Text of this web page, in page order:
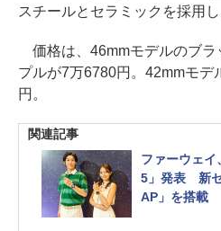
スチールとセラミックを採用し
価格は、46mmモデルのブラ
プルが7万6780円。42mmモデ
円。
関連記事
ファーウェイ
5」発表 新
AP」を搭載